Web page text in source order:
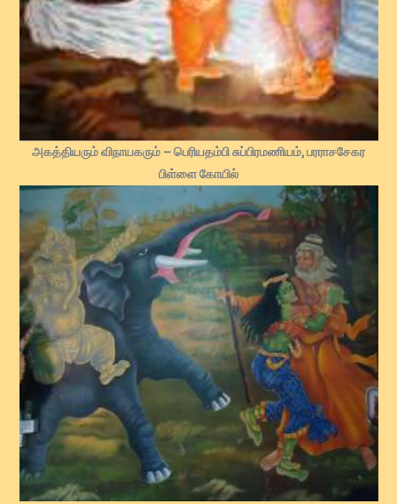
அகத்தியரும் விநாயகரும் – பெரியதம்பி சுப்பிரமணியம், பரராசசேகர
பிள்ளை கோயில்